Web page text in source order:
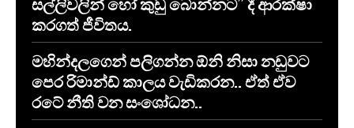
සල්ලිවලින් හෝ කුඩු බොන්නට” දී ආරක්ෂා
කරගත් ජීවිතය.
මහින්දලගෙන් පලිගන්න ඕනි නිසා නඩුවට
පෙර රිමාන්ඩ් කාලය වැඩිකරන.. ඒත් ඒව
රටේ නීති වන සංශෝධන..